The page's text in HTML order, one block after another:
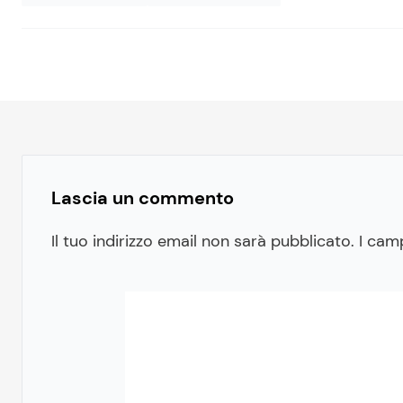
Lascia un commento
Il tuo indirizzo email non sarà pubblicato. I